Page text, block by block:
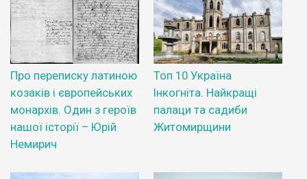
Про переписку латиною
козаків і європейських
монархів. Один з героїв
нашої історії – Юрій
Немирич
Топ 10 Україна
Інкогніта. Найкращі
палаци та садиби
Житомирщини